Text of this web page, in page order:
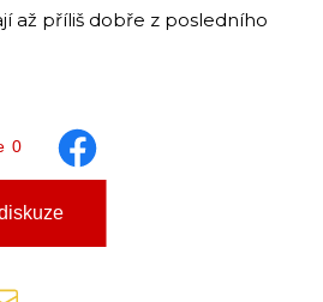
až příliš dobře z posledního
0